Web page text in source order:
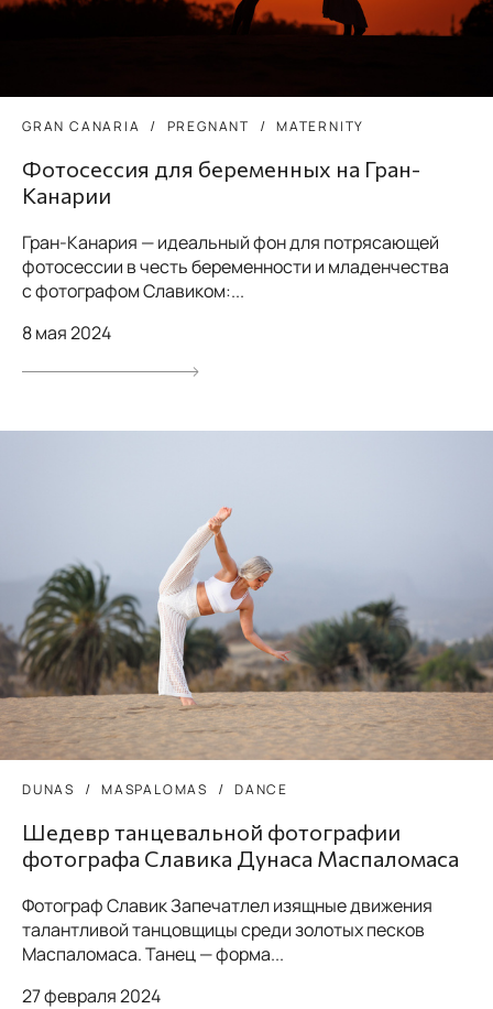
GRAN CANARIA PREGNANT MATERNITY
Фотосессия для беременных на Гран-
Канарии
Гран-Канария — идеальный фон для потрясающей
фотосессии в честь беременности и младенчества
с фотографом Славиком:...
8 мая 2024
DUNAS MASPALOMAS DANCE
Шедевр танцевальной фотографии
фотографа Славика Дунаса Маспаломаса
Фотограф Славик Запечатлел изящные движения
талантливой танцовщицы среди золотых песков
Маспаломаса. Танец — форма...
27 февраля 2024